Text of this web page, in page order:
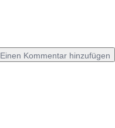
Einen Kommentar hinzufügen